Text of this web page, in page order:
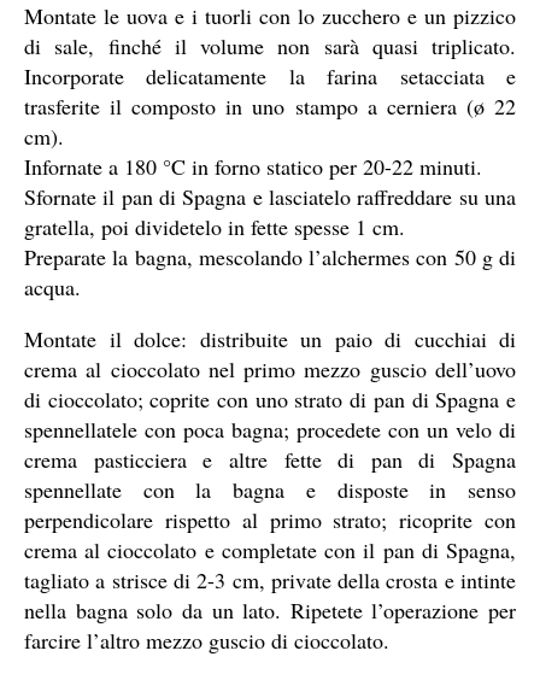
Montate le uova e i tuorli con lo zucchero e un pizzico
di sale, finché il volume non sarà quasi triplicato.
Incorporate delicatamente la farina setacciata e
trasferite il composto in uno stampo a cerniera (ø 22
cm).
Infornate a 180 °C in forno statico per 20-22 minuti.
Sfornate il pan di Spagna e lasciatelo raffreddare su una
gratella, poi dividetelo in fette spesse 1 cm.
Preparate la bagna, mescolando l’alchermes con 50 g di
acqua.
Montate il dolce: distribuite un paio di cucchiai di
crema al cioccolato nel primo mezzo guscio dell’uovo
di cioccolato; coprite con uno strato di pan di Spagna e
spennellatele con poca bagna; procedete con un velo di
crema pasticciera e altre fette di pan di Spagna
spennellate con la bagna e disposte in senso
perpendicolare rispetto al primo strato; ricoprite con
crema al cioccolato e completate con il pan di Spagna,
tagliato a strisce di 2-3 cm, private della crosta e intinte
nella bagna solo da un lato. Ripetete l’operazione per
farcire l’altro mezzo guscio di cioccolato.